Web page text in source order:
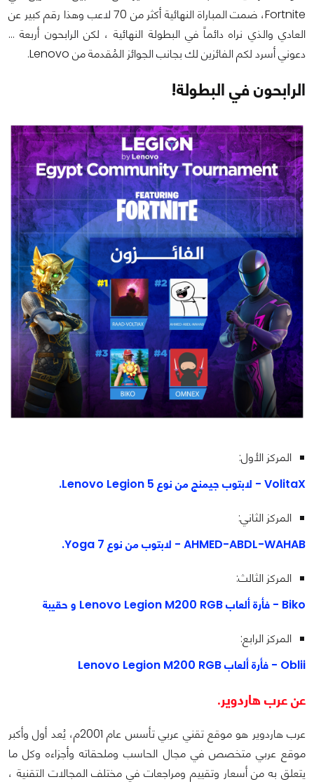
Fortnite، ضمت المباراة النهائية أكثر من 70 لاعب وهذا رقم كبير عن
العادي والذي نراه دائماً في البطولة النهائية ، لكن الرابحون أربعة …
دعوني أسرد لكم الفائزين لك بجانب الجوائز المُقدمة من Lenovo.
الرابحون في البطولة!
المركز الأول:
VolitaX - لابتوب جيمنج من نوع Lenovo Legion 5.
المركز الثاني:
AHMED-ABDL-WAHAB - لابتوب من نوع Yoga 7.
المركز الثالث:
Biko - فأرة ألعاب Lenovo Legion M200 RGB و حقيبة
المركز الرابع:
Oblii - فأرة ألعاب Lenovo Legion M200 RGB
عن عرب هاردوير.
عرب هاردوير هو موقع تقني عربي تأسس عام 2001م، يُعد أول وأكبر
موقع عربي متخصص في مجال الحاسب وملحقاته وأجزاءه وكل ما
يتعلق به من أسعار وتقييم ومراجعات في مختلف المجالات التقنية ،